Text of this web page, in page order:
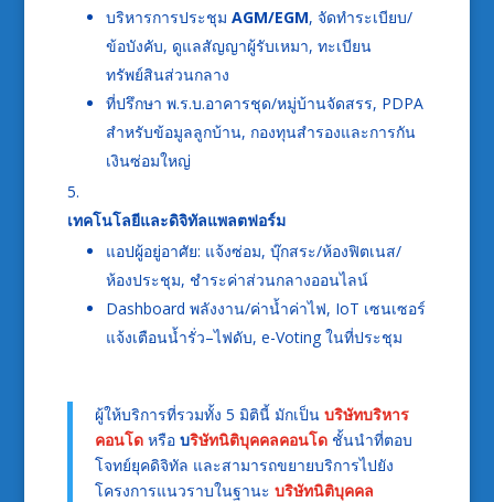
บริหารการประชุม AGM/EGM, จัดทำระเบียบ/
ข้อบังคับ, ดูแลสัญญาผู้รับเหมา, ทะเบียน
ทรัพย์สินส่วนกลาง
ที่ปรึกษา พ.ร.บ.อาคารชุด/หมู่บ้านจัดสรร, PDPA
สำหรับข้อมูลลูกบ้าน, กองทุนสำรองและการกัน
เงินซ่อมใหญ่
เทคโนโลยีและดิจิทัลแพลตฟอร์ม
แอปผู้อยู่อาศัย: แจ้งซ่อม, บุ๊กสระ/ห้องฟิตเนส/
ห้องประชุม, ชำระค่าส่วนกลางออนไลน์
Dashboard พลังงาน/ค่าน้ำค่าไฟ, IoT เซนเซอร์
แจ้งเตือนน้ำรั่ว–ไฟดับ, e-Voting ในที่ประชุม
ผู้ให้บริการที่รวมทั้ง 5 มิตินี้ มักเป็น บริษัทบริหาร
คอนโดหรือ บริษัทนิติบุคคลคอนโดชั้นนำที่ตอบ
โจทย์ยุคดิจิทัล และสามารถขยายบริการไปยัง
โครงการแนวราบในฐานะ บริษัทนิติบุคคล